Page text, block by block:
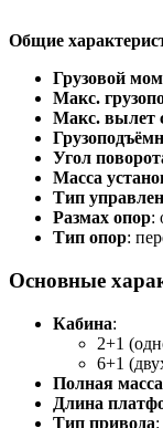
Общие
Грузовой
Макс.
Макс. вылет
Угол
Масса
Тип
Размах опор:
Тип опор:
Основные
Кабина:
2+1
6+1
Полная масса
Длина
Тип привода